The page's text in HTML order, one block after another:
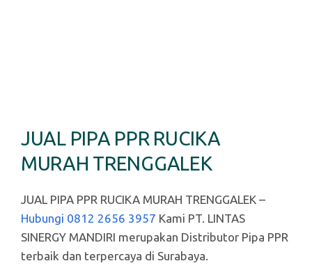
JUAL PIPA PPR RUCIKA
MURAH TRENGGALEK
JUAL PIPA PPR RUCIKA MURAH TRENGGALEK –
Hubungi 0812 2656 3957 Kami PT. LINTAS
SINERGY MANDIRI merupakan Distributor Pipa PPR
terbaik dan terpercaya di Surabaya.